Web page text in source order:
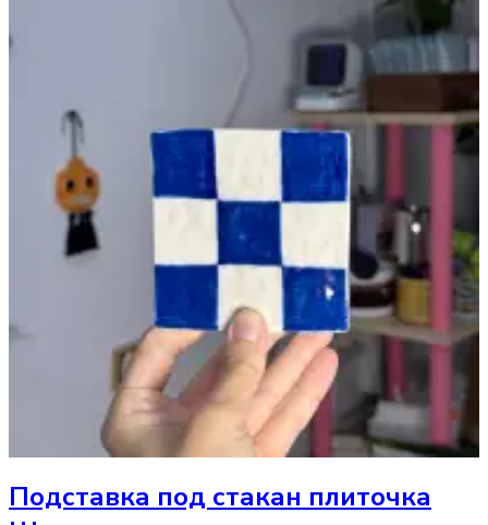
Подставка под стакан плиточка